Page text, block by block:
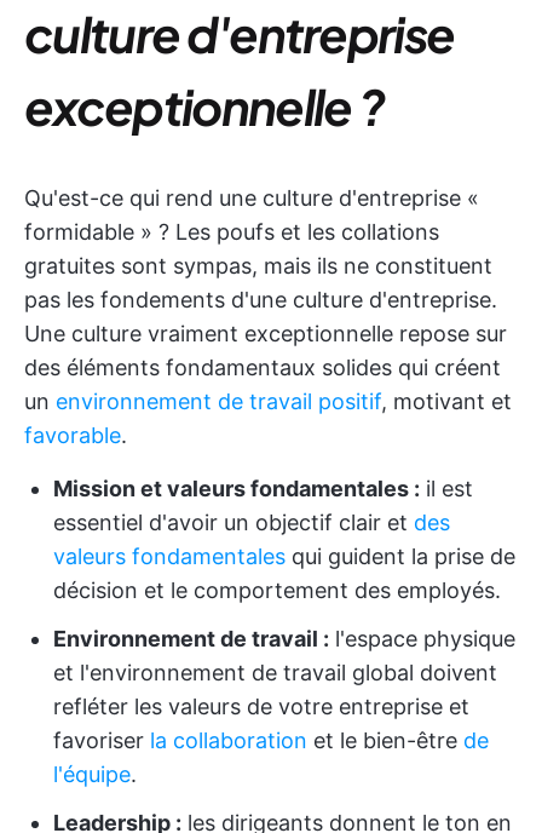
culture d'entreprise
exceptionnelle ?
Qu'est-ce qui rend une culture d'entreprise «
formidable » ? Les poufs et les collations
gratuites sont sympas, mais ils ne constituent
pas les fondements d'une culture d'entreprise.
Une culture vraiment exceptionnelle repose sur
des éléments fondamentaux solides qui créent
un environnement de travail positif, motivant et
favorable.
Mission et valeurs fondamentales : il est
essentiel d'avoir un objectif clair et des
valeurs fondamentales qui guident la prise de
décision et le comportement des employés.
Environnement de travail : l'espace physique
et l'environnement de travail global doivent
refléter les valeurs de votre entreprise et
favoriser la collaboration et le bien-être de
l'équipe.
Leadership : les dirigeants donnent le ton en